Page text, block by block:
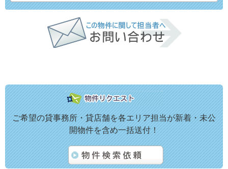
ご希望の貸事務所・貸店舗を各エリア担当が新着・未公
開物件を含め一括送付！